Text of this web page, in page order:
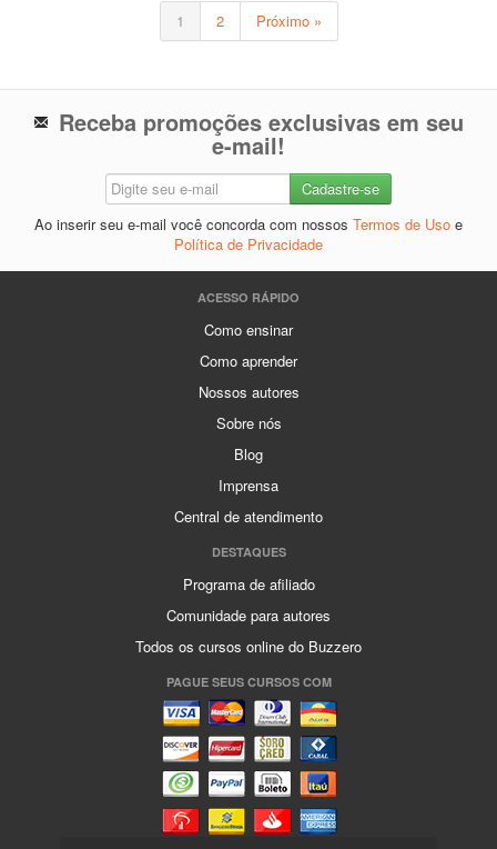
1 2 Próximo »
Receba promoções exclusivas em seu
e-mail!
Ao inserir seu e-mail você concorda com nossos Termos de Uso e
Política de Privacidade
ACESSO RÁPIDO
Como ensinar
Como aprender
Nossos autores
Sobre nós
Blog
Imprensa
Central de atendimento
DESTAQUES
Programa de afiliado
Comunidade para autores
Todos os cursos online do Buzzero
PAGUE SEUS CURSOS COM